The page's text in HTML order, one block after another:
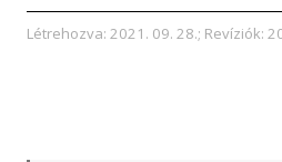
Létrehozva: 2021. 09. 28.; Revíziók: